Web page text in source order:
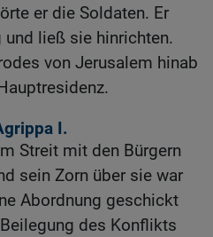
er die Soldaten. Er
ließ sie hinrichten.
von Jerusalem hinab
I.
Streit mit den Bürgern
sein Zorn über sie war
Abordnung geschickt
des Konflikts